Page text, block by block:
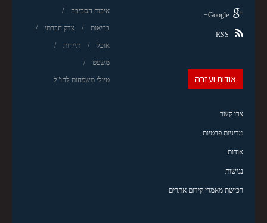
איכות הסביבה
בריאות צדק חברתי
אוכל תיירות
משפט
טיולי משפחות לחו"ל
Google+
RSS
אודות ועזרה
צרו קשר
מדיניות פרטיות
אודות
נגישות
רכישת מאמרי קידום אתרים